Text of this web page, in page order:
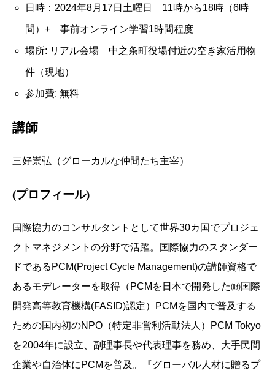
日時：2024年8月17日土曜日 11時から18時（6時
間）+ 事前オンライン学習1時間程度
場所: リアル会場 中之条町役場付近の空き家活用物
件（現地）
参加費: 無料
講師
三好崇弘（グローカルな仲間たち主宰）
(プロフィール)
国際協力のコンサルタントとして世界30カ国でプロジェ
クトマネジメントの分野で活躍。国際協力のスタンダー
ドであるPCM(Project Cycle Management)の講師資格で
あるモデレーターを取得（PCMを日本で開発した㈶国際
開発高等教育機構(FASID)認定）PCMを国内で普及する
ための国内初のNPO（特定非営利活動法人）PCM Tokyo
を2004年に設立、副理事長や代表理事を務め、大手民間
企業や自治体にPCMを普及。『グローバル人材に贈るプ